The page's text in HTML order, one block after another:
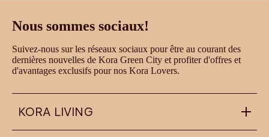
Nous sommes sociaux!
Suivez-nous sur les réseaux sociaux pour être au courant des
dernières nouvelles de Kora Green City et profiter d'offres et
d'avantages exclusifs pour nos Kora Lovers.
KORA LIVING